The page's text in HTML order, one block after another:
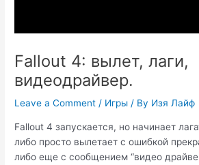
Fallout 4: вылет, лаги,
видеодрайвер.
Leave a Comment / Игры / By Изя Лайф
Fallout 4 запускается, но начинает
либо просто вылетает с ошибкой
либо еще с сообщением “видео